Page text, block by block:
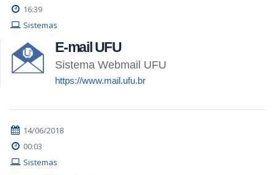
16:39
Sistemas
E-mail UFU
Sistema Webmail UFU
https://www.mail.ufu.br
14/06/2018
00:03
Sistemas